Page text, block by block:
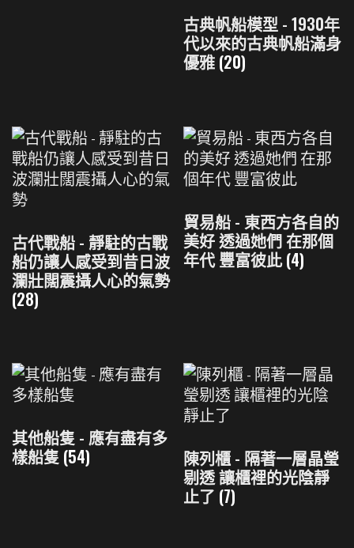
古典帆船模型 - 1930年
代以來的古典帆船滿身
優雅 (20)
古代戰船 - 靜駐的古戰
船仍讓人感受到昔日波
瀾壯闊震攝人心的氣勢
(28)
貿易船 - 東西方各自的
美好 透過她們 在那個
年代 豐富彼此(4)
其他船隻 - 應有盡有多
樣船隻 (54)
陳列櫃 - 隔著一層晶瑩
剔透 讓櫃裡的光陰靜
止了 (7)